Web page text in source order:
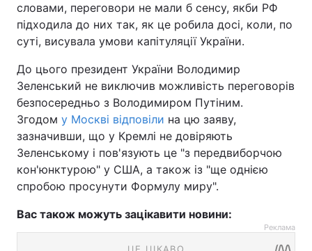
словами, переговори не мали б сенсу, якби РФ
підходила до них так, як це робила досі, коли, по
суті, висувала умови капітуляції України.
До цього президент України Володимир
Зеленський не виключив можливість переговорів
безпосередньо з Володимиром Путіним.
Згодом у Москві відповіли на цю заяву,
зазначивши, що у Кремлі не довіряють
Зеленському і пов'язують це "з передвиборчою
кон'юнктурою" у США, а також із "ще однією
спробою просунути Формулу миру".
Вас також можуть зацікавити новини:
Реклама